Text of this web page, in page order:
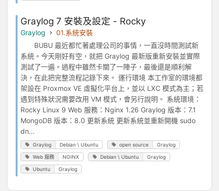
Graylog 7 安裝及設定 - Rocky
Graylog
01.系統安裝
BUBU 最近都忙著處理公司的事情，一直沒時間測試新
系統。今天剛好有空，就把 Graylog 最新版重新安裝並實際
測試了一遍。過程中雖然卡關了一陣子，最後還是順利解
決，在此把完整流程記錄下來。 運行環境 本工作室的環境都
架設在 Proxmox VE 虛擬化平台上，並以 LXC 模式為主；若
遇到特殊狀況需要改用 VM 模式，會另行說明。 系統環境：
Rocky Linux 9 Web 服務：Nginx 1.26 Graylog 版本：7.1
MongoDB 版本：8.0 更新系統 更新系統並重新開機 sudo
dn...
Graylog Debian \ Ubuntu open source Graylog
Web 服務 NGINX Debian \ Ubuntu Graylog
Ubuntu Graylog